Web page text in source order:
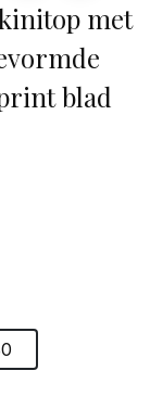
met
blad